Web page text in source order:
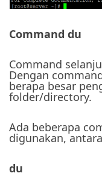
Command du
Command
Dengan
berapa besar
folder/directory.
Ada beberapa
digunakan,
du